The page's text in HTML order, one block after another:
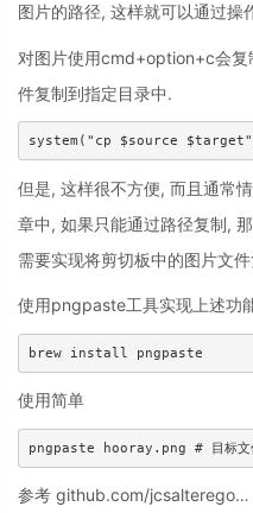
图片的路径, 这样就可以通过操
对图片使用cmd+option+c会复
件复制到指定目录中.
但是, 这样很不方便, 而且通常
章中, 如果只能通过路径复制,
需要实现将剪切板中的图片文
使用pngpaste工具实现上述功
使用简单
参考 github.com/jcsalterego…